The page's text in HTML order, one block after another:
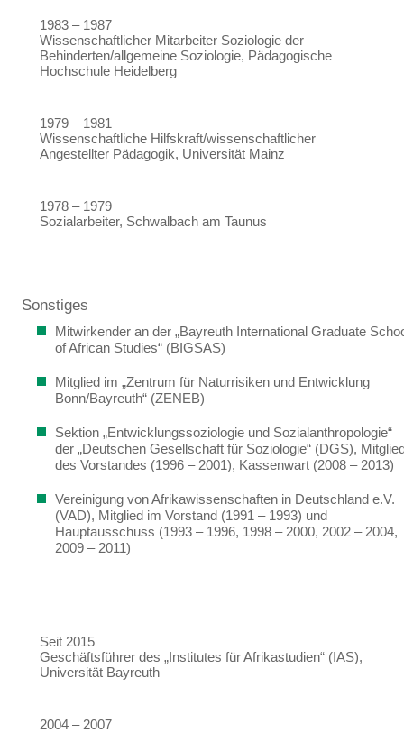
1983 – 1987
Wissenschaftlicher Mitarbeiter Soziologie der
Behinderten/allgemeine Soziologie, Pädagogische
Hochschule Heidelberg
1979 – 1981
Wissenschaftliche Hilfskraft/wissenschaftlicher
Angestellter Pädagogik, Universität Mainz
1978 – 1979
Sozialarbeiter, Schwalbach am Taunus
Sonstiges
Mitwirkender an der „Bayreuth International Graduate
of African Studies“ (BIGSAS)
Mitglied im „Zentrum für Naturrisiken und Entwicklung
Bonn/Bayreuth“ (ZENEB)
Sektion „Entwicklungssoziologie und Sozialanthropologie“
der „Deutschen Gesellschaft für Soziologie“ (DGS),
des Vorstandes (1996 – 2001), Kassenwart (2008 – 2013)
Vereinigung von Afrikawissenschaften in Deutschland e.V.
(VAD), Mitglied im Vorstand (1991 – 1993) und
Hauptausschuss (1993 – 1996, 1998 – 2000, 2002 – 2004,
2009 – 2011)
Seit 2015
Geschäftsführer des „Institutes für Afrikastudien“ (IAS),
Universität Bayreuth
2004 – 2007